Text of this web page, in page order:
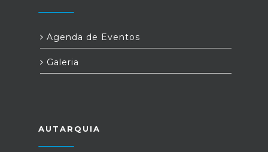
Agenda de Eventos
Galeria
AUTARQUIA